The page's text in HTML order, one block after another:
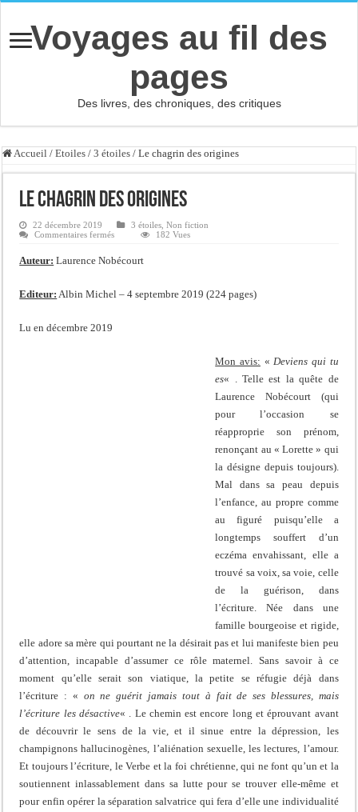
Voyages au fil des
pages
Des livres, des chroniques, des critiques
Accueil / Etoiles / 3 étoiles / Le chagrin des origines
Le chagrin des origines
22 décembre 2019 3 étoiles ,Non fiction
Commentaires ferméssur
des
182 Vues
Auteur: Laurence Nobécourt
Editeur: Albin Michel – 4 septembre 2019 (224 pages)
Lu en décembre 2019
Mon avis: «Deviens qui tu
es« . Telle est la quête de
Laurence Nobécourt (qui
pour l’occasion se
réapproprie son prénom,
renonçant au « Lorette » qui
la désigne depuis toujours).
Mal dans sa peau depuis
l’enfance, au propre comme
au figuré puisqu’elle a
longtemps souffert d’un
eczéma envahissant, elle a
trouvé sa voix, sa voie, celle
de la guérison, dans
l’écriture. Née dans une
famille bourgeoise et rigide,
elle adore sa mère qui pourtant ne la désirait pas et lui manifeste bien peu
d’attention, incapable d’assumer ce rôle maternel. Sans savoir à ce
moment qu’elle serait son viatique, la petite se réfugie déjà dans
l’écriture : « on ne guérit jamais tout à fait de ses blessures, mais
l’écriture les désactive« . Le chemin est encore long et éprouvant avant
de découvrir le sens de la vie, et il sinue entre la dépression, les
champignons hallucinogènes, l’aliénation sexuelle, les lectures, l’amour.
Et toujours l’écriture, le Verbe et la foi chrétienne, qui ne font qu’un et la
soutiennent inlassablement dans sa lutte pour se trouver elle-même et
pour enfin opérer la séparation salvatrice qui fera d’elle une individualité